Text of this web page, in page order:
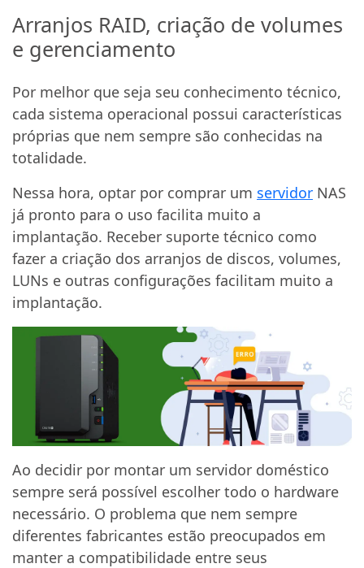
Arranjos RAID, criação de volumes
e gerenciamento
Por melhor que seja seu conhecimento técnico,
cada sistema operacional possui características
próprias que nem sempre são conhecidas na
totalidade.
Nessa hora, optar por comprar um servidor NAS
já pronto para o uso facilita muito a
implantação. Receber suporte técnico como
fazer a criação dos arranjos de discos, volumes,
LUNs e outras configurações facilitam muito a
implantação.
Ao decidir por montar um servidor doméstico
sempre será possível escolher todo o hardware
necessário. O problema que nem sempre
diferentes fabricantes estão preocupados em
manter a compatibilidade entre seus